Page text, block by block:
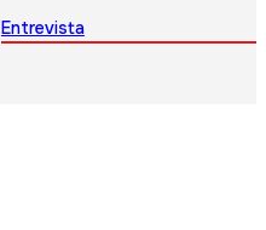
Entrevista